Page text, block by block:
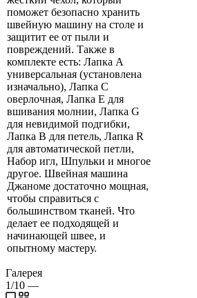
поможет безопасно хранить
швейную машину на столе и
защитит ее от пыли и
повреждений. Также в
комплекте есть: Лапка А
универсальная (установлена
изначально), Лапка С
оверлочная, Лапка Е для
вшивания молнии, Лапка G
для невидимой подгибки,
Лапка В для петель, Лапка R
для автоматической петли,
Набор игл, Шпульки и многое
другое. Швейная машина
Джаноме достаточно мощная,
чтобы справиться с
большинством тканей. Что
делает ее подходящей и
начинающей швее, и
опытному мастеру.
Галерея
1/10 —